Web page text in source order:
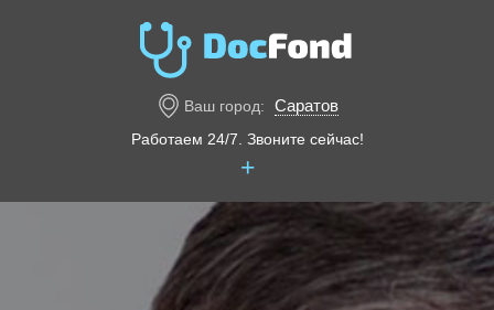
Ваш город: Саратов
Работаем 24/7. Звоните сейчас!
+